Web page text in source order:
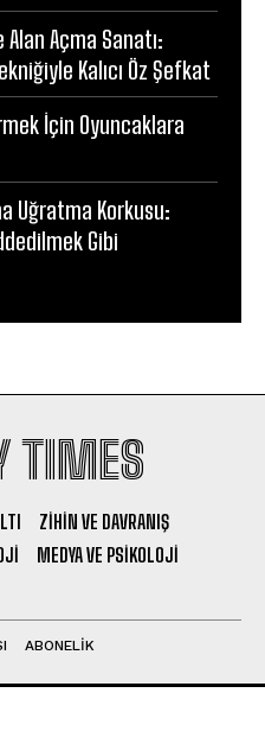
Alan Açma Sanatı:
Kalıcı Öz Şefkat
İçin Oyuncaklara
Uğratma Korkusu:
Gibi
TIMES
ZIHIN VE DAVRANIŞ
MEDYA VE PSIKOLOJI
ABONELIK